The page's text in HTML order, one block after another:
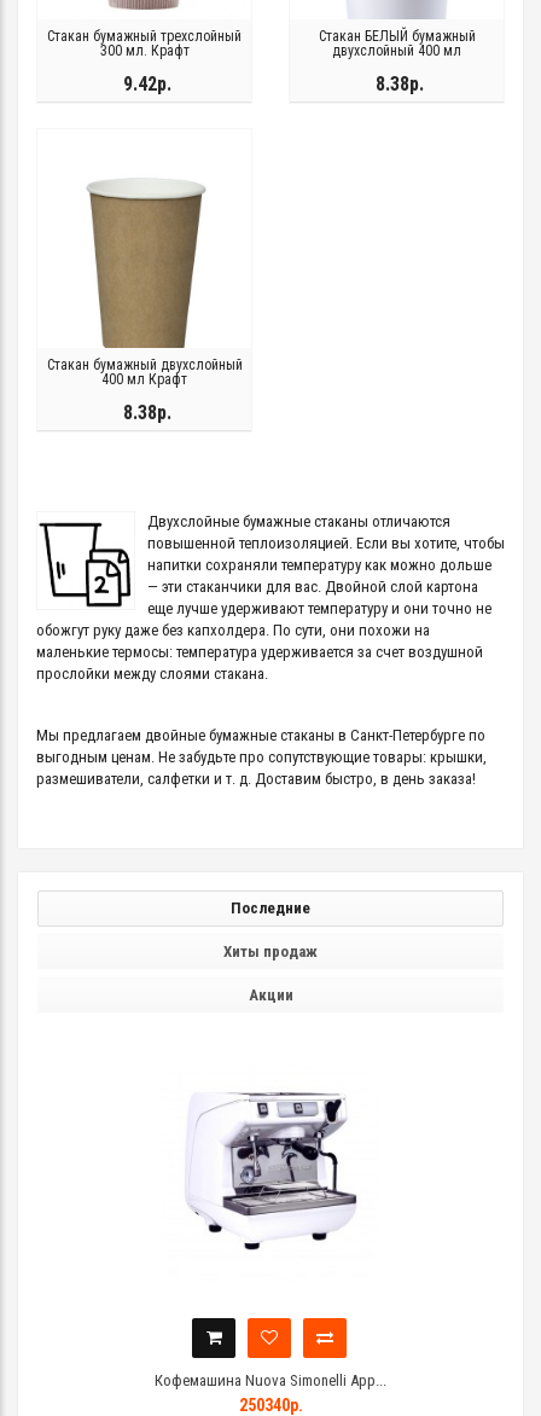
Стакан бумажный трехслойный
300 мл. Крафт
9.42р.
Стакан БЕЛЫЙ бумажный
двухслойный 400 мл
8.38р.
Стакан бумажный двухслойный
400 мл Крафт
8.38р.
Двухслойные бумажные стаканы отличаются
повышенной теплоизоляцией. Если вы хотите, чтобы
напитки сохраняли температуру как можно дольше
— эти стаканчики для вас. Двойной слой картона
еще лучше удерживают температуру и они точно не
обожгут руку даже без капхолдера. По сути, они похожи на
маленькие термосы: температура удерживается за счет воздушной
прослойки между слоями стакана.
Мы предлагаем двойные бумажные стаканы в Санкт-Петербурге по
выгодным ценам. Не забудьте про сопутствующие товары: крышки,
размешиватели, салфетки и т. д. Доставим быстро, в день заказа!
Последние
Хиты продаж
Акции
Кофемашина Nuova Simonelli App...
250340р.